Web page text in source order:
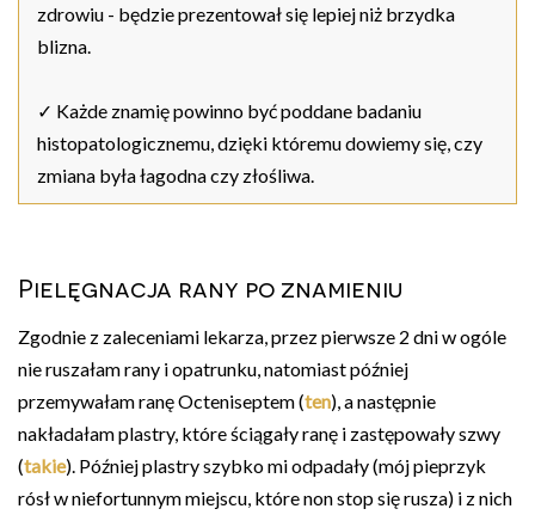
zdrowiu - będzie prezentował się lepiej niż brzydka
blizna.
✓ Każde znamię powinno być poddane badaniu
histopatologicznemu, dzięki któremu dowiemy się, czy
zmiana była łagodna czy złośliwa.
Pielęgnacja rany po znamieniu
Zgodnie z zaleceniami lekarza, przez pierwsze 2 dni w ogóle
nie ruszałam rany i opatrunku, natomiast później
przemywałam ranę Octeniseptem (ten), a następnie
nakładałam plastry, które ściągały ranę i zastępowały szwy
(takie). Później plastry szybko mi odpadały (mój pieprzyk
rósł w niefortunnym miejscu, które non stop się rusza) i z nich